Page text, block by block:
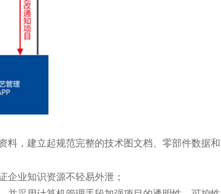
料，建立起规范完整的技术图文档、零部件数据和
企业知识资源不轻易外泄；